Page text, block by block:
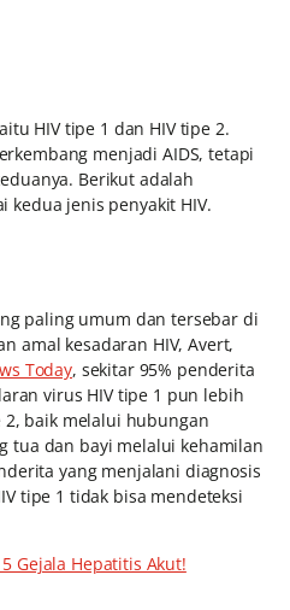
HIV tipe 1 dan HIV tipe 2.
menjadi AIDS, tetapi
Berikut adalah
kedua jenis penyakit HIV.
paling umum dan tersebar di
amal kesadaran HIV, Avert,
Today, sekitar 95% penderita
virus HIV tipe 1 pun lebih
baik melalui hubungan
tua dan bayi melalui kehamilan
yang menjalani diagnosis
tipe 1 tidak bisa mendeteksi
Gejala Hepatitis Akut!